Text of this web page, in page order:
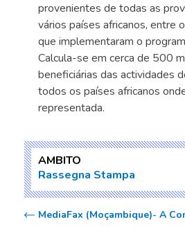
provenientes de todas as
vários países africanos, entre
que implementaram o
Calcula-se em cerca de 500
beneficiárias das actividades
todos os países africanos
representada.
AMBITO
Rassegna Stampa
MediaFax (Moçambique)- A